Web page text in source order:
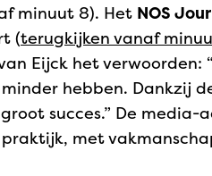
minuut 8). Het NOS
(terugkijken vanaf
Eijck het verwoorden:
hebben. Dankzij
succes.” De
met